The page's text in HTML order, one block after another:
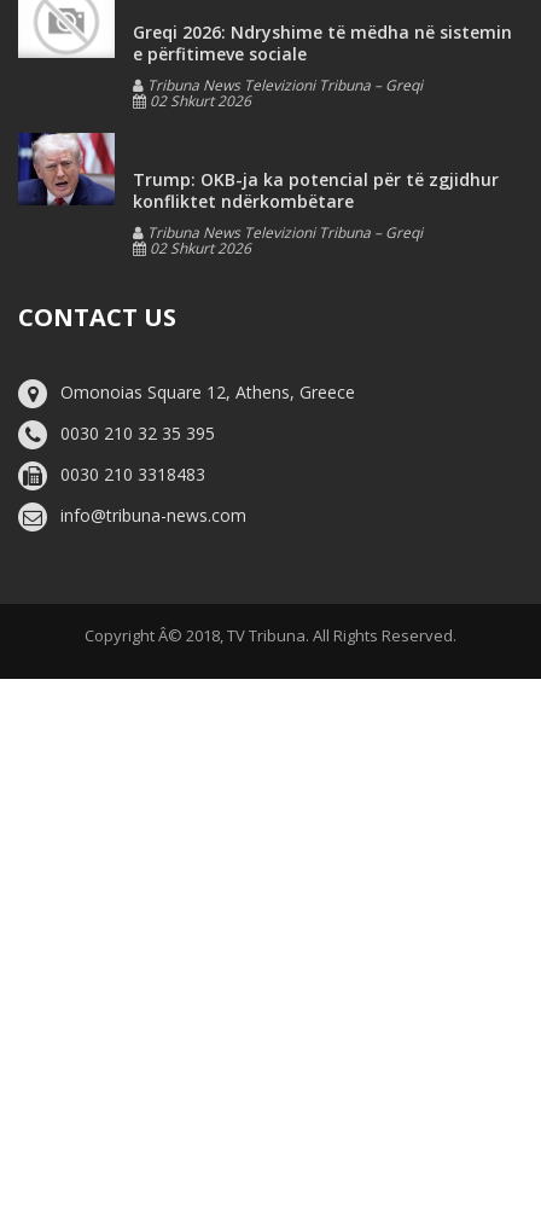
Greqi 2026: Ndryshime të mëdha në sistemin
e përfitimeve sociale
Tribuna News Televizioni Tribuna – Greqi
02 Shkurt 2026
Trump: OKB-ja ka potencial për të zgjidhur
konfliktet ndërkombëtare
Tribuna News Televizioni Tribuna – Greqi
02 Shkurt 2026
CONTACT US
Omonoias Square 12, Athens, Greece
0030 210 32 35 395
0030 210 3318483
info@tribuna-news.com
Copyright Â© 2018, TV Tribuna. All Rights Reserved.